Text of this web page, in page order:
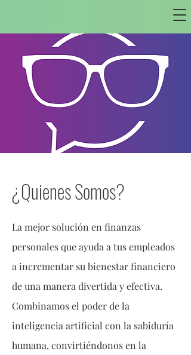
¿Quienes Somos?
La mejor solución en finanzas
personales que ayuda a tus empleados
a incrementar su bienestar financiero
de una manera divertida y efectiva.
Combinamos el poder de la
inteligencia artificial con la sabiduría
humana, convirtiéndonos en la